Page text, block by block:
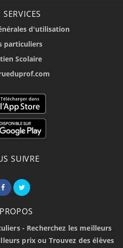
SERVICES
d'utilisation
particuliers
Scolaire
SUIVRE
- Recherchez les meilleurs
prix ou Trouvez des élèves